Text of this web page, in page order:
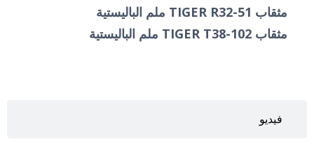
فيديو
مثقاب TIGER R32-51 ملم الباليستية
مثقاب TIGER T38-102 ملم الباليستية